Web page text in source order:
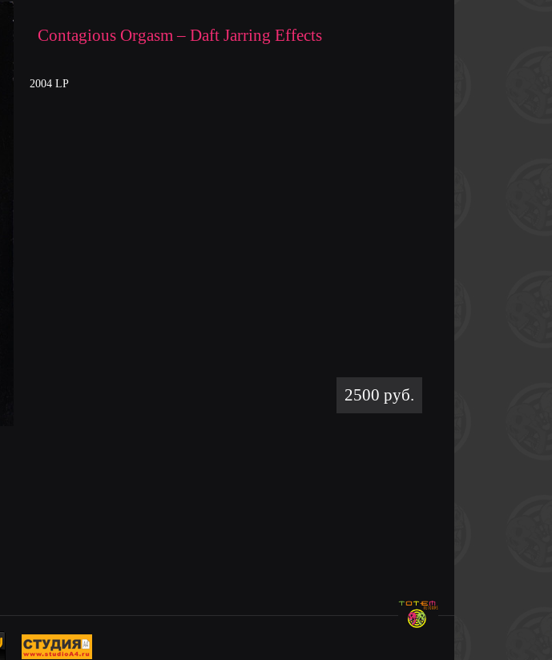
Contagious Orgasm – Daft Jarring Effects
2004 LP
2500 руб.